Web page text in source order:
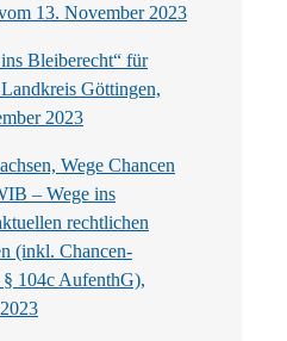
13. November 2023
Bleiberecht“ für
Göttingen,
2023
Wege Chancen
– Wege ins
rechtlichen
(inkl. Chancen-
104c AufenthG),